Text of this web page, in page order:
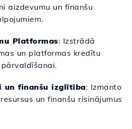
aizdevumu un finanšu
Platformas: Izstrādā
un platformas kredītu
un finanšu izglītība: Izmanto
un finanšu risinājumus